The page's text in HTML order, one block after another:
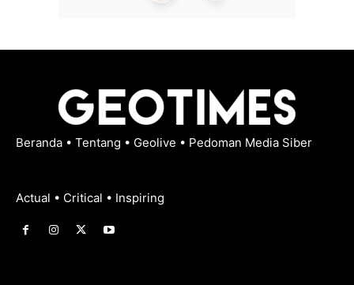
Beranda • Tentang • Geolive • Pedoman Media Siber
Actual • Critical • Inspiring